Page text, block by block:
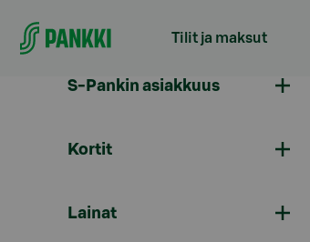
Tilit ja maksut
S-Pankin asiakkuus
Kortit
Lainat